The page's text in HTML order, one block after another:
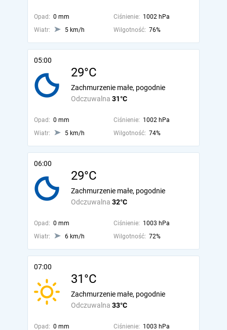
Opad: 0 mm Ciśnienie: 1002 hPa
Wiatr:
5 km/h Wilgotność: 76%
05:00
29°C
Odczuwalna 31°C
Zachmurzenie małe, pogodnie
Opad: 0 mm Ciśnienie: 1002 hPa
Wiatr:
5 km/h Wilgotność: 74%
06:00
29°C
Odczuwalna 32°C
Zachmurzenie małe, pogodnie
Opad: 0 mm Ciśnienie: 1003 hPa
Wiatr:
6 km/h Wilgotność: 72%
07:00
31°C
Odczuwalna 33°C
Zachmurzenie małe, pogodnie
Opad: 0 mm Ciśnienie: 1003 hPa